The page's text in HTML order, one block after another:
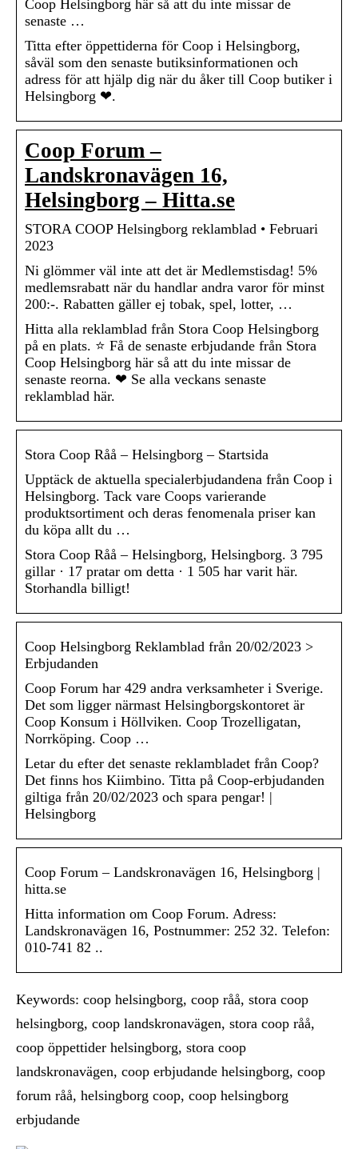
Coop Helsingborg här så att du inte missar de
senaste …
Titta efter öppettiderna för Coop i Helsingborg,
såväl som den senaste butiksinformationen och
adress för att hjälp dig när du åker till Coop butiker i
Helsingborg ❤.
Coop Forum –
Landskronavägen 16,
Helsingborg – Hitta.se
STORA COOP Helsingborg reklamblad • Februari
2023
Ni glömmer väl inte att det är Medlemstisdag! 5%
medlemsrabatt när du handlar andra varor för minst
200:-. Rabatten gäller ej tobak, spel, lotter, …
Hitta alla reklamblad från Stora Coop Helsingborg
på en plats. ⭐ Få de senaste erbjudande från Stora
Coop Helsingborg här så att du inte missar de
senaste reorna. ❤ Se alla veckans senaste
reklamblad här.
Stora Coop Råå – Helsingborg – Startsida
Upptäck de aktuella specialerbjudandena från Coop i
Helsingborg. Tack vare Coops varierande
produktsortiment och deras fenomenala priser kan
du köpa allt du …
Stora Coop Råå – Helsingborg, Helsingborg. 3 795
gillar · 17 pratar om detta · 1 505 har varit här.
Storhandla billigt!
Coop Helsingborg Reklamblad från 20/02/2023 >
Erbjudanden
Coop Forum har 429 andra verksamheter i Sverige.
Det som ligger närmast Helsingborgskontoret är
Coop Konsum i Höllviken. Coop Trozelligatan,
Norrköping. Coop …
Letar du efter det senaste reklambladet från Coop?
Det finns hos Kiimbino. Titta på Coop-erbjudanden
giltiga från 20/02/2023 och spara pengar! |
Helsingborg
Coop Forum – Landskronavägen 16, Helsingborg |
hitta.se
Hitta information om Coop Forum. Adress:
Landskronavägen 16, Postnummer: 252 32. Telefon:
010-741 82 ..
Keywords: coop helsingborg, coop råå, stora coop
helsingborg, coop landskronavägen, stora coop råå,
coop öppettider helsingborg, stora coop
landskronavägen, coop erbjudande helsingborg, coop
forum råå, helsingborg coop, coop helsingborg
erbjudande